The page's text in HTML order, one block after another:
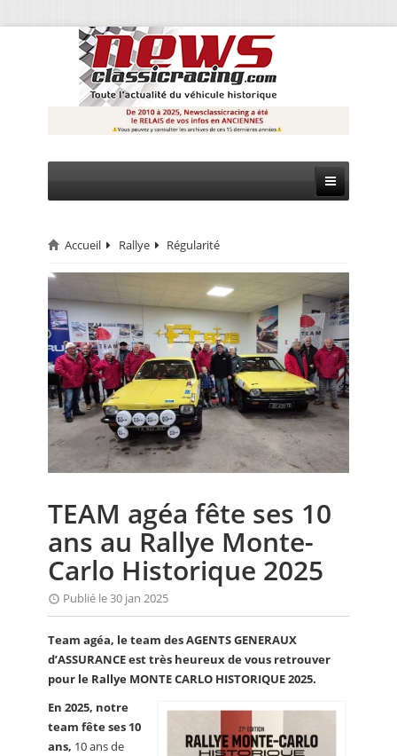
CIRCUIT
MONTAGNE
EVÈNEMENTS
CALENDRIER
FOCUS
ANNUAIRES
PETITES ANNONCES
Accueil Rallye Régularité
TEAM agéa fête ses 10
ans au Rallye Monte-
Carlo Historique 2025
Publié le 30 jan 2025
Team agéa, le team des AGENTS GENERAUX
d’ASSURANCE est très heureux de vous retrouver
pour le Rallye MONTE CARLO HISTORIQUE 2025.
En 2025, notre
team fête ses 10
ans, 10 ans de